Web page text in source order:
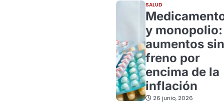
SALUD
y monopolio:
aumentos sin
freno por
encima de la
inflación
26 junio, 2026